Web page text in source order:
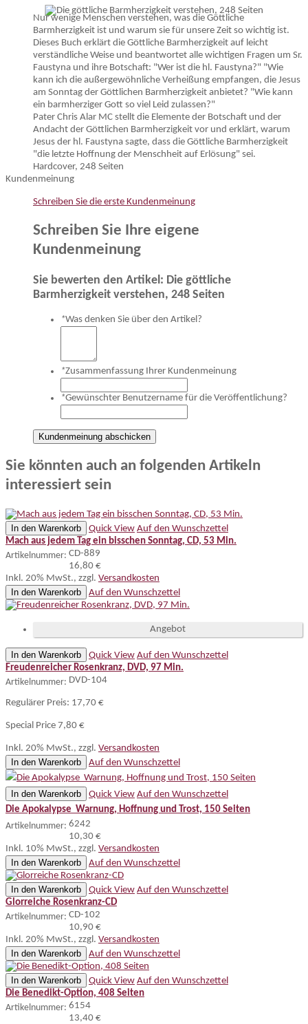
Nur wenige Menschen verstehen, was die Göttliche
Barmherzigkeit ist und warum sie für unsere Zeit so wichtig ist.
Dieses Buch erklärt die Göttliche Barmherzigkeit auf leicht
verständliche Weise und beantwortet alle wichtigen Fragen um Sr.
Faustyna und ihre Botschaft: "Wer ist die hl. Faustyna?" "Wie
kann ich die außergewöhnliche Verheißung empfangen, die Jesus
am Sonntag der Göttlichen Barmherzigkeit anbietet? "Wie kann
ein barmherziger Gott so viel Leid zulassen?"
Pater Chris Alar MC stellt die Elemente der Botschaft und der
Andacht der Göttlichen Barmherzigkeit vor und erklärt, warum
Jesus der hl. Faustyna sagte, dass die Göttliche Barmherzigkeit
"die letzte Hoffnung der Menschheit auf Erlösung" sei.
Hardcover, 248 Seiten
Kundenmeinung
Schreiben Sie die erste Kundenmeinung
Schreiben Sie Ihre eigene
Kundenmeinung
Sie bewerten den Artikel: Die göttliche
Barmherzigkeit verstehen, 248 Seiten
*Was denken Sie über den Artikel?
*Zusammenfassung Ihrer Kundenmeinung
*Gewünschter Benutzername für die Veröffentlichung?
Kundenmeinung abschicken
Sie könnten auch an folgenden Artikeln
interessiert sein
In den Warenkorb Quick View Auf den Wunschzettel
Mach aus jedem Tag ein bisschen Sonntag, CD, 53 Min.
Artikelnummer: CD-889
16,80 €
Inkl. 20% MwSt., zzgl. Versandkosten
In den Warenkorb
Auf den Wunschzettel
Angebot
In den Warenkorb Quick View Auf den Wunschzettel
Freudenreicher Rosenkranz, DVD, 97 Min.
Artikelnummer: DVD-104
Regulärer Preis: 17,70 €
Special Price 7,80 €
Inkl. 20% MwSt., zzgl. Versandkosten
In den Warenkorb
Auf den Wunschzettel
In den Warenkorb Quick View Auf den Wunschzettel
Die Apokalypse  Warnung, Hoffnung und Trost, 150 Seiten
Artikelnummer: 6242
10,30 €
Inkl. 10% MwSt., zzgl. Versandkosten
In den Warenkorb
Auf den Wunschzettel
In den Warenkorb Quick View Auf den Wunschzettel
Glorreiche Rosenkranz-CD
Artikelnummer: CD-102
10,90 €
Inkl. 20% MwSt., zzgl. Versandkosten
In den Warenkorb
Auf den Wunschzettel
In den Warenkorb Quick View Auf den Wunschzettel
Die Benedikt-Option, 408 Seiten
Artikelnummer: 6154
13,40 €